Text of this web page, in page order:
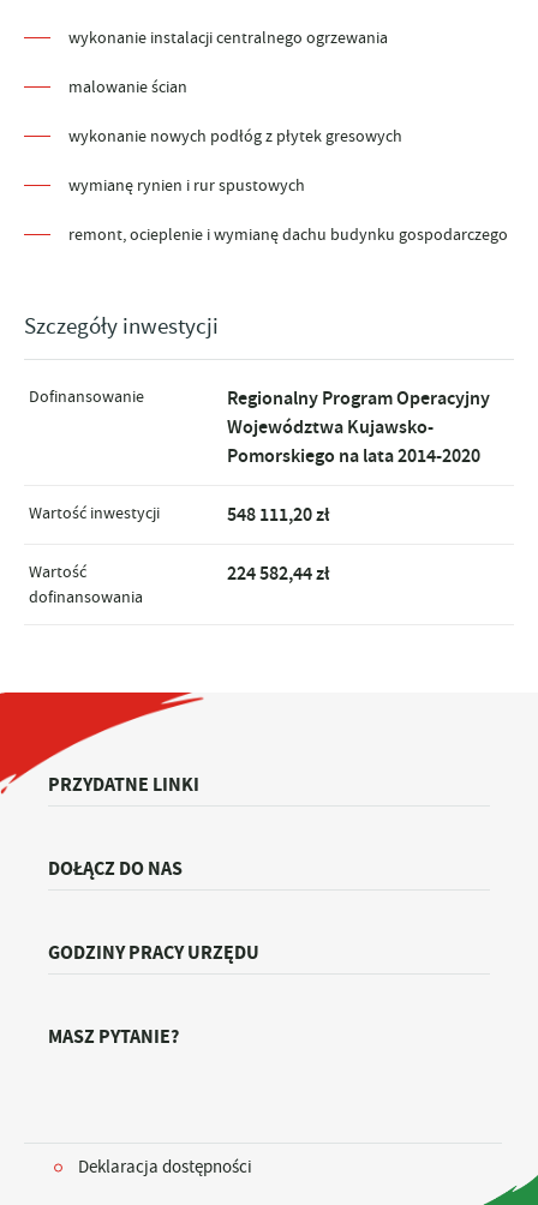
wykonanie instalacji centralnego ogrzewania
malowanie ścian
wykonanie nowych podłóg z płytek gresowych
wymianę rynien i rur spustowych
remont, ocieplenie i wymianę dachu budynku gospodarczego
Szczegóły inwestycji
Dofinansowanie
Regionalny Program Operacyjny
Województwa Kujawsko-
Pomorskiego na lata 2014-2020
Wartość inwestycji 548 111,20 zł
Wartość
dofinansowania
224 582,44 zł
PRZYDATNE LINKI
DOŁĄCZ DO NAS
GODZINY PRACY URZĘDU
MASZ PYTANIE?
Deklaracja dostępności